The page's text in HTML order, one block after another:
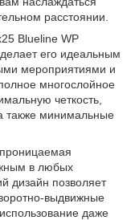
расстоянии.
Blueline WP
его идеальным
мероприятиями и
многослойное
четкость,
также минимальные
в любых
дизайн позволяет
выдвижные
даже